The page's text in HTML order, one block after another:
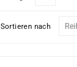
Sortieren nach